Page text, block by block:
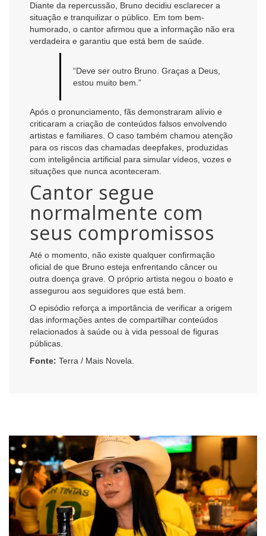
Diante da repercussão, Bruno decidiu esclarecer a
situação e tranquilizar o público. Em tom bem-
humorado, o cantor afirmou que a informação não era
verdadeira e garantiu que está bem de saúde.
“Deve ser outro Bruno. Graças a Deus,
estou muito bem.”
Após o pronunciamento, fãs demonstraram alívio e
criticaram a criação de conteúdos falsos envolvendo
artistas e familiares. O caso também chamou atenção
para os riscos das chamadas deepfakes, produzidas
com inteligência artificial para simular vídeos, vozes e
situações que nunca aconteceram.
Cantor segue
normalmente com
seus compromissos
Até o momento, não existe qualquer confirmação
oficial de que Bruno esteja enfrentando câncer ou
outra doença grave. O próprio artista negou o boato e
assegurou aos seguidores que está bem.
O episódio reforça a importância de verificar a origem
das informações antes de compartilhar conteúdos
relacionados à saúde ou à vida pessoal de figuras
públicas.
Fonte: Terra / Mais Novela.